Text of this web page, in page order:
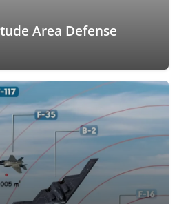
Area Defense